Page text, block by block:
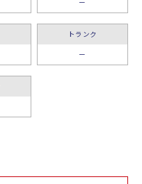
ー
トランク
ー